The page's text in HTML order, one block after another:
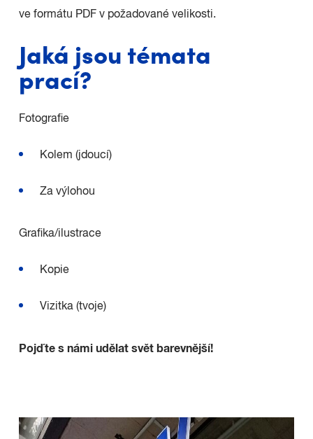
ve formátu PDF v požadované velikosti.
Jaká jsou témata
prací?
Fotografie
Kolem (jdoucí)
Za výlohou
Grafika/ilustrace
Kopie
Vizitka (tvoje)
Pojďte s námi udělat svět barevnější!